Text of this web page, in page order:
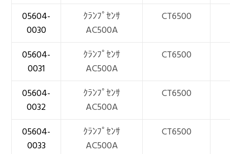
05604-
0030
ｸﾗﾝﾌﾟｾﾝｻ
AC500A
CT6500
05604-
0031
ｸﾗﾝﾌﾟｾﾝｻ
AC500A
CT6500
05604-
0032
ｸﾗﾝﾌﾟｾﾝｻ
AC500A
CT6500
05604-
0033
ｸﾗﾝﾌﾟｾﾝｻ
AC500A
CT6500